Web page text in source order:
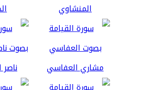
المنشاوي
مشاري العفاسي